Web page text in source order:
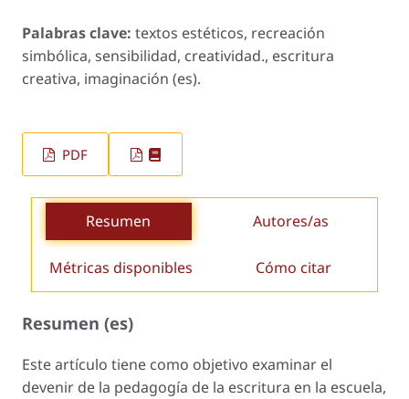
Palabras clave: textos estéticos, recreación
simbólica, sensibilidad, creatividad., escritura
creativa, imaginación (es).
PDF
Resumen Autores/as
Métricas disponibles Cómo citar
Resumen (es)
Este artículo tiene como objetivo examinar el
devenir de la pedagogía de la escritura en la escuela,